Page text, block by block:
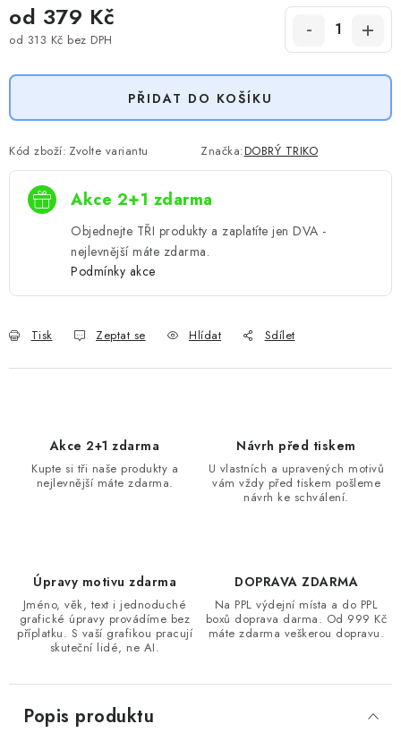
od 379 Kč
od 313 Kč bez DPH
PŘIDAT DO KOŠÍKU
Kód zboží: Zvolte variantu Značka:DOBRÝ TRIKO
Akce 2+1 zdarma
Objednejte TŘI produkty a zaplatíte jen DVA -
nejlevnější máte zdarma.
Podmínky akce
Tisk Zeptat se Hlídat Sdílet
Akce 2+1 zdarma
Kupte si tři naše produkty a
nejlevnější máte zdarma.
Návrh před tiskem
U vlastních a upravených motivů
vám vždy před tiskem pošleme
návrh ke schválení.
Úpravy motivu zdarma
Jméno, věk, text i jednoduché
grafické úpravy provádíme bez
příplatku. S vaší grafikou pracují
skuteční lidé, ne AI.
DOPRAVA ZDARMA
Na PPL výdejní místa a do PPL
boxů doprava darma. Od 999 Kč
máte zdarma veškerou dopravu.
Popis produktu